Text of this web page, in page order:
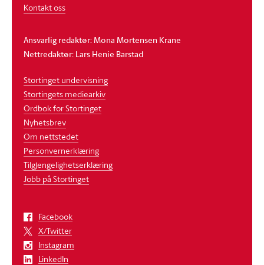
Kontakt oss
Ansvarlig redaktør: Mona Mortensen Krane
Nettredaktør: Lars Henie Barstad
Stortinget undervisning
Stortingets mediearkiv
Ordbok for Stortinget
Nyhetsbrev
Om nettstedet
Personvernerklæring
Tilgjengelighetserklæring
Jobb på Stortinget
Facebook
X/Twitter
Instagram
LinkedIn